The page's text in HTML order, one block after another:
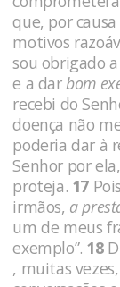
que, por
motivos
sou obrigado
e a dar bom
recebi do
doença não
poderia dar à
Senhor por
proteja. 17
irmãos, a
um de meus
exemplo”. 18
, muitas